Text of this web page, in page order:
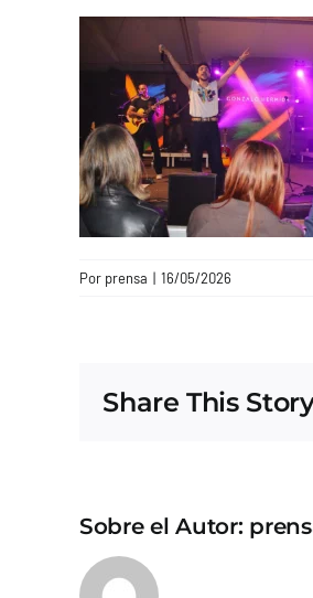
Por prensa | 16/05/2026
Share This
Sobre el Autor: